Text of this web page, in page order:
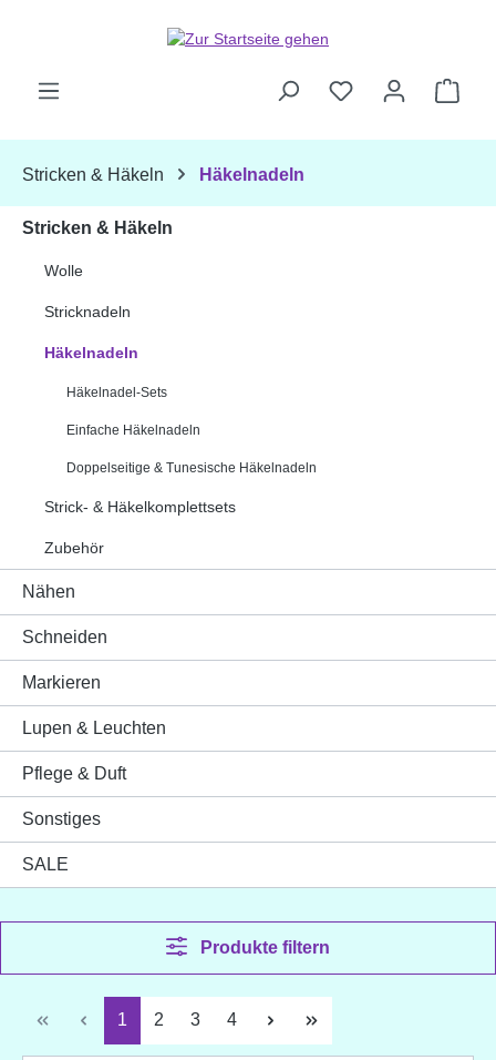
Stricken & Häkeln Häkelnadeln
Stricken & Häkeln
Wolle
Stricknadeln
Häkelnadeln
Häkelnadel-Sets
Einfache Häkelnadeln
Doppelseitige & Tunesische Häkelnadeln
Strick- & Häkelkomplettsets
Zubehör
Nähen
Schneiden
Markieren
Lupen & Leuchten
Pflege & Duft
Sonstiges
SALE
Produkte filtern
Seite
1 Seite
2 Seite
3 Seite
4